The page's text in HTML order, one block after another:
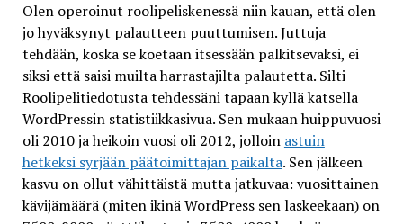
Olen operoinut roolipeliskenessä niin kauan, että olen
jo hyväksynyt palautteen puuttumisen. Juttuja
tehdään, koska se koetaan itsessään palkitsevaksi, ei
siksi että saisi muilta harrastajilta palautetta. Silti
Roolipelitiedotusta tehdessäni tapaan kyllä katsella
WordPressin statistiikkasivua. Sen mukaan huippuvuosi
oli 2010 ja heikoin vuosi oli 2012, jolloin astuin
hetkeksi syrjään päätoimittajan paikalta. Sen jälkeen
kasvu on ollut vähittäistä mutta jatkuvaa: vuosittainen
kävijämäärä (miten ikinä WordPress sen laskeekaan) on